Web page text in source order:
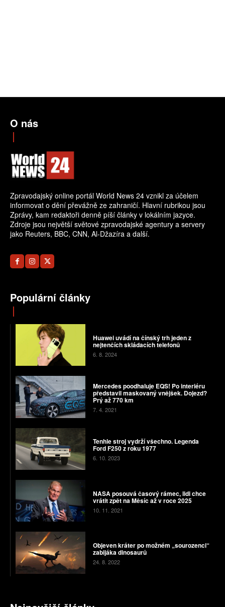
O nás
Zpravodajský online portál World News 24 vznikl za účelem
informovat o dění převážně ze zahraničí. Hlavní rubrikou jsou
Zprávy, kam redaktoři denně píší články v lokálním jazyce.
Zdroje jsou největší světové zpravodajské agentury a servery
jako Reuters, BBC, CNN, Al-Džazíra a další.
Populární články
Huawei uvádí na čínský trh jeden z
nejtenčích skládacích telefonů
6. 8. 2024
Mercedes poodhaluje EQS! Po interiéru
představil maskovaný vnějšek. Dojezd?
Prý až 770 km
7. 4. 2021
Tenhle stroj vydrží všechno. Legenda
Ford F250 z roku 1977
6. 10. 2023
NASA posouvá časový rámec, lidi chce
vrátit zpět na Měsíc až v roce 2025
10. 11. 2021
Objeven kráter po možném „sourozenci“
zabijáka dinosaurů
24. 8. 2022